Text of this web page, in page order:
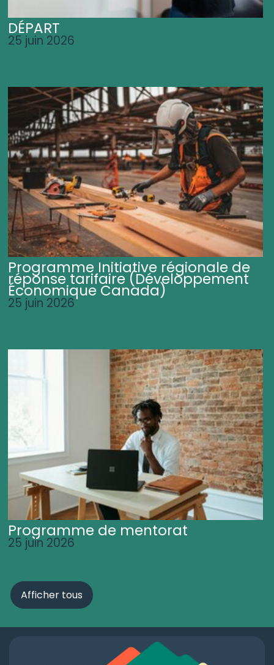
DÉPART
25 juin 2026
Programme Initiative régionale de
réponse tarifaire (Développement
Économique Canada)
25 juin 2026
Programme de mentorat
25 juin 2026
Afficher tous